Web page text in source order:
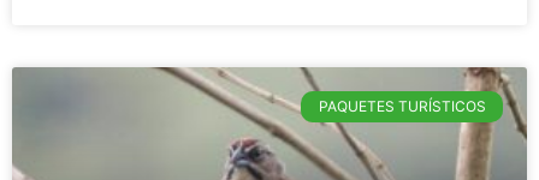
PAQUETES TURÍSTICOS